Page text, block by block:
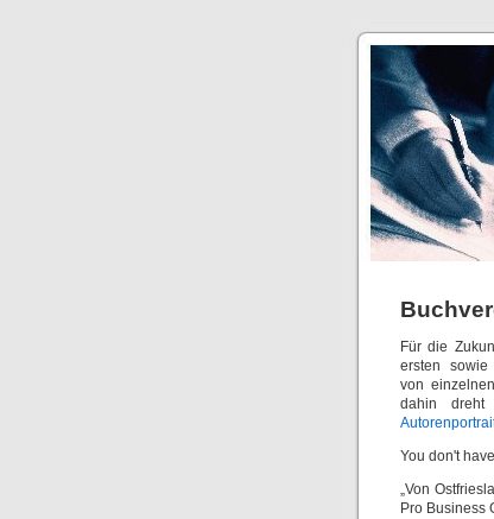
Für die
ersten sowie
von
dahin dreht
You don't
„Von
Pro Business